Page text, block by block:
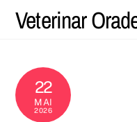
Veterinar
22
MAI
2026